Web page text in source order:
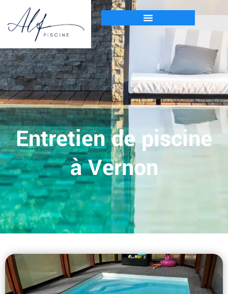
Entretien de piscine
à Vernon